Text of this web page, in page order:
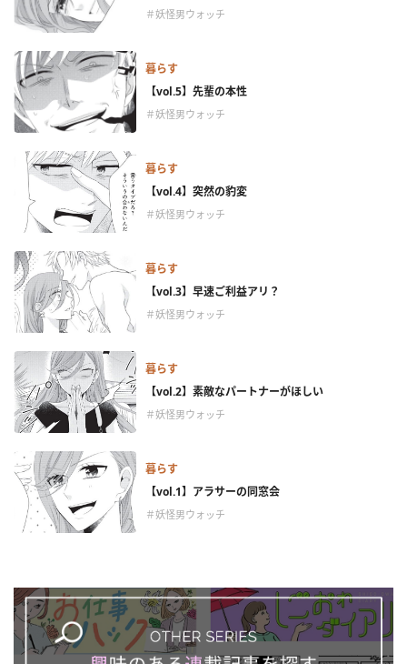
＃妖怪男ウォッチ
暮らす
【vol.5】先輩の本性
＃妖怪男ウォッチ
暮らす
【vol.4】突然の豹変
＃妖怪男ウォッチ
暮らす
【vol.3】早速ご利益アリ？
＃妖怪男ウォッチ
暮らす
【vol.2】素敵なパートナーがほしい
＃妖怪男ウォッチ
暮らす
【vol.1】アラサーの同窓会
＃妖怪男ウォッチ